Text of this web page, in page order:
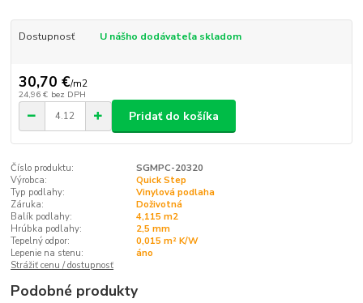
Dostupnosť U nášho dodávateľa skladom
30,70 €/m2
24,96 € bez DPH
Pridať do košíka
Číslo produktu:
SGMPC-20320
Výrobca:
Quick Step
Typ podlahy:
Vinylová podlaha
Záruka:
Doživotná
Balík podlahy:
4,115 m2
Hrúbka podlahy:
2,5 mm
Tepelný odpor:
0,015 m² K/W
Lepenie na stenu:
áno
Strážiť cenu / dostupnosť
Podobné produkty